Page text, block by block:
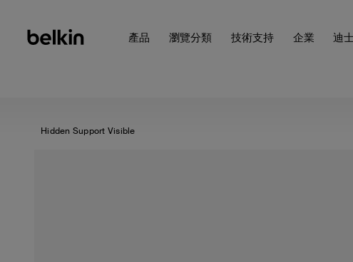
產品 瀏覽分類 技術支持 企業 迪
Hidden Support Visible